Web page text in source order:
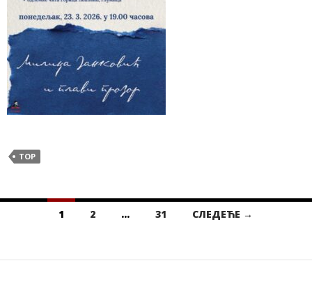
TOP
чланака
1 2 … 31 СЛЕДЕЋЕ →